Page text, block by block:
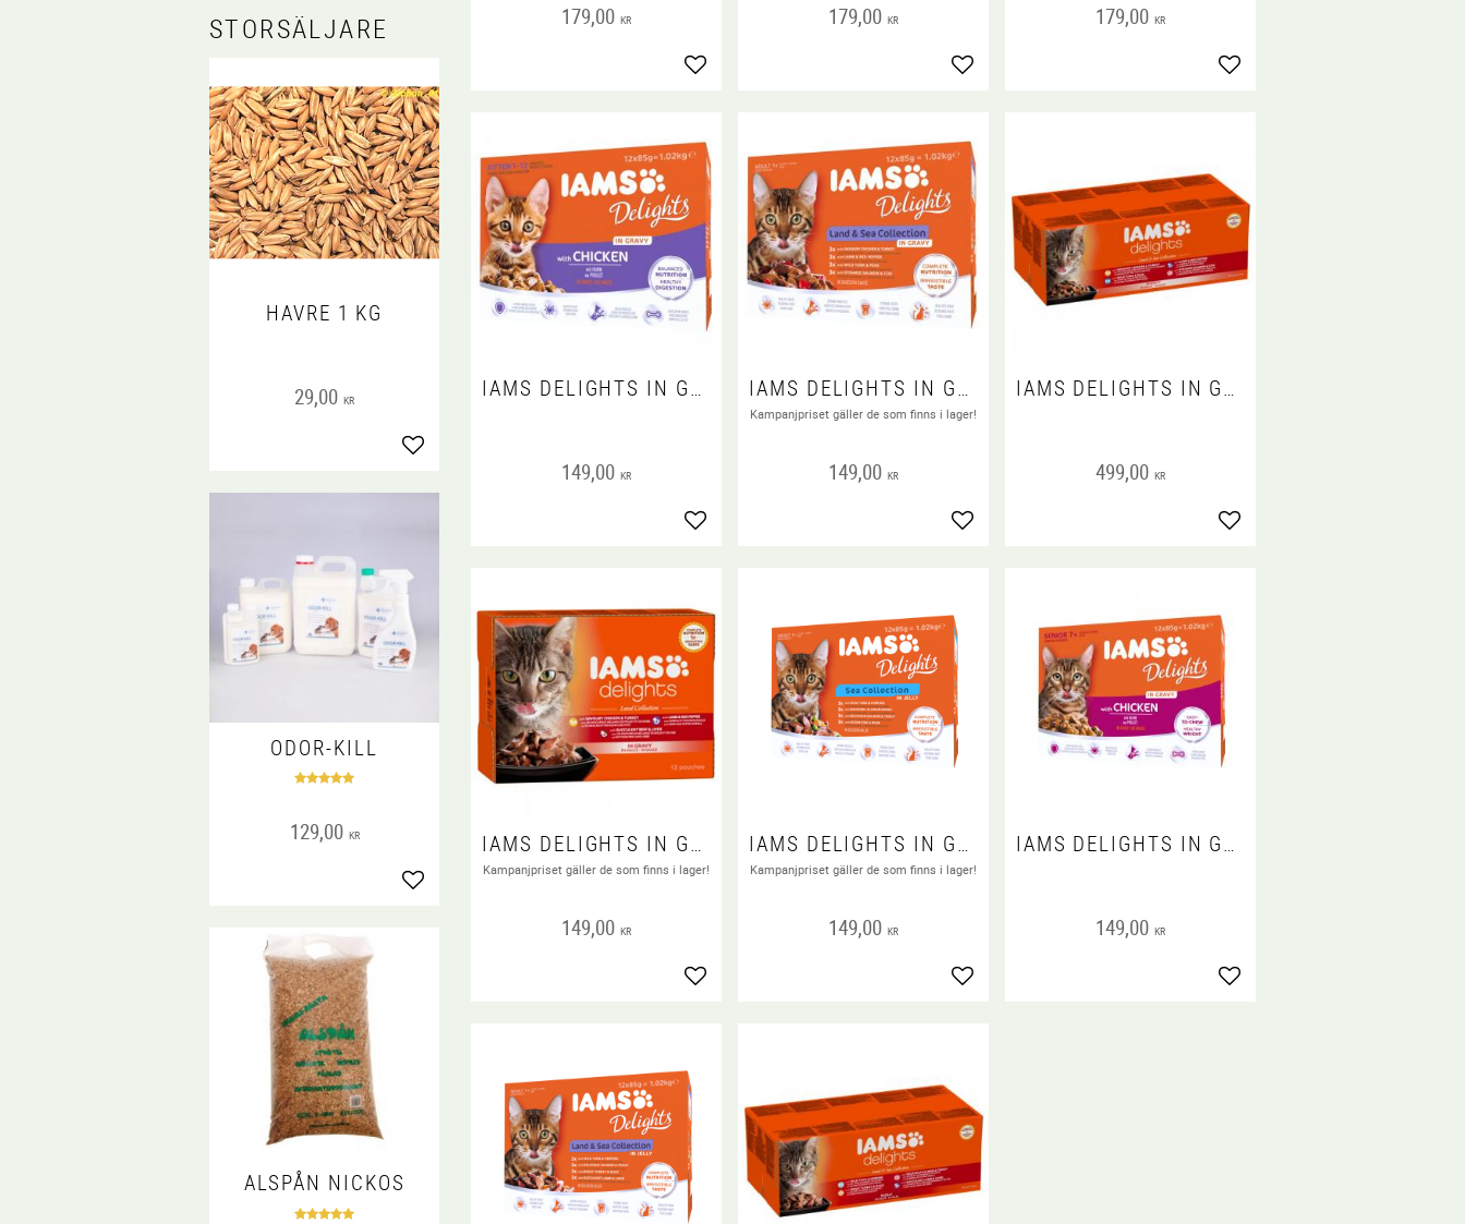
179,00 KR
Lägg till i favoriter
179,00 KR
Lägg till i favoriter
179,00 KR
Lägg till i favoriter
IAMS DELIGHTS IN GRAVY MULTIPACK KITTEN 12X85 G
149,00 KR
Lägg till i favoriter
IAMS DELIGHTS IN GRAVY MULTIPACK LAND & SEA 12X85 G
Kampanjpriset gäller de som finns i lager!
149,00 KR
Lägg till i favoriter
IAMS DELIGHTS IN GRAVY MULTIPACK LAND & SEA 48X85 G
499,00 KR
Lägg till i favoriter
IAMS DELIGHTS IN GRAVY MULTIPACK LAND 12X85 G
Kampanjpriset gäller de som finns i lager!
149,00 KR
Lägg till i favoriter
IAMS DELIGHTS IN GRAVY MULTIPACK SEA 12X85 G
Kampanjpriset gäller de som finns i lager!
149,00 KR
Lägg till i favoriter
IAMS DELIGHTS IN GRAVY MULTIPACK SENIOR 12X85 G
149,00 KR
Lägg till i favoriter
STORSÄLJARE
HAVRE 1 KG
29,00 KR
Lägg till i favoriter
ODOR-KILL
129,00 KR
Lägg till i favoriter
ALSPÅN NICKOS